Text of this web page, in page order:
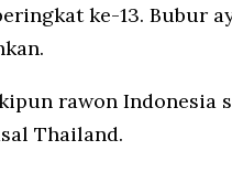
ke-13. Bubur
rawon Indonesia
Thailand.